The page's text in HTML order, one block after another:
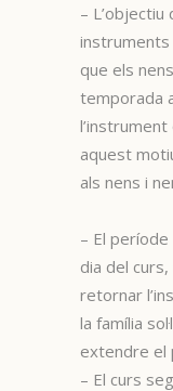
– L’objectiu
instruments
que els
temporada
aquest
als nens i
– El
dia del
retornar
la família
extendre el
– El curs